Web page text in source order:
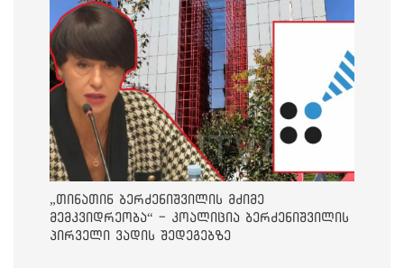
„თინათინ ბერძენიშვილის მძიმე
მემკვიდრეობა“ - კოალიცია ბერძენიშვილის
პირველი ვადის შედეგებზე